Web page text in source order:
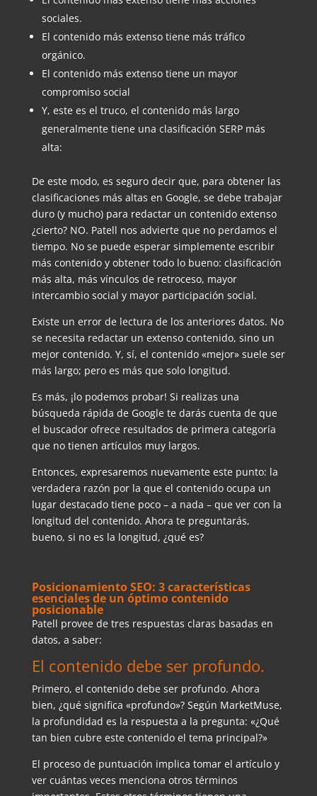
sociales.
El contenido más extenso tiene más tráfico
orgánico.
El contenido más extenso tiene un mayor
compromiso social
Y, este es el truco, el contenido más largo
generalmente tiene una clasificación SERP más
alta:
De este modo, es seguro decir que, para obtener las
clasificaciones más altas en Google, se debe trabajar
duro (y mucho) para redactar un contenido extenso
¿cierto? NO. Patell nos advierte que no perdamos el
tiempo. No se puede esperar simplemente escribir
más contenido y obtener todo lo bueno: clasificación
más alta, más vínculos de retroceso, mayor
intercambio social y mayor participación social.
Existe un error de lectura de los anteriores datos. No
se necesita redactar un extenso contenido, sino un
mejor contenido. Y, sí, el contenido «mejor» suele ser
más largo; pero es más que solo longitud.
Es más, ¡lo podemos probar! Si realizas una
búsqueda rápida de Google te darás cuenta de que
el buscador ofrece resultados de primera categoría
que no tienen artículos muy largos.
Entonces, expresaremos nuevamente este punto: la
verdadera razón por la que el contenido ocupa un
lugar destacado tiene poco – a nada – que ver con la
longitud del contenido. Ahora te preguntarás,
bueno, si no es la longitud, ¿qué es?
Posicionamiento SEO: 3 características
esenciales de un óptimo contenido
posicionable
Patell provee de tres respuestas claras basadas en
datos, a saber:
El contenido debe ser profundo.
Primero, el contenido debe ser profundo. Ahora
bien, ¿qué significa «profundo»? Según MarketMuse,
la profundidad es la respuesta a la pregunta: «¿Qué
tan bien cubre este contenido el tema principal?»
El proceso de puntuación implica tomar el artículo y
ver cuántas veces menciona otros términos